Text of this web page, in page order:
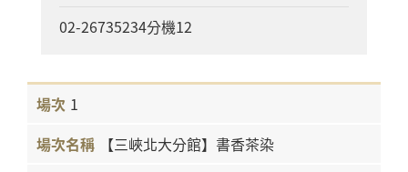
02-26735234分機12
1
【三峽北大分館】書香茶染